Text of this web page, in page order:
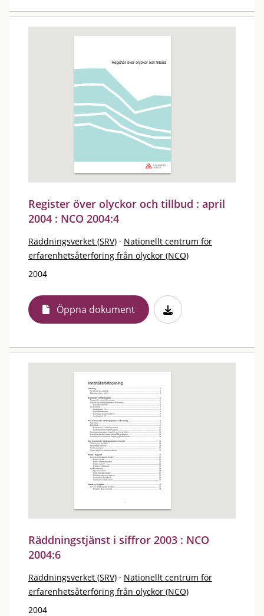
Register över olyckor och tillbud : april
2004 : NCO 2004:4
Räddningsverket (SRV) · Nationellt centrum för
erfarenhetsåterföring från olyckor (NCO)
2004
Öppna dokument
Räddningstjänst i siffror 2003 : NCO
2004:6
Räddningsverket (SRV) · Nationellt centrum för
erfarenhetsåterföring från olyckor (NCO)
2004